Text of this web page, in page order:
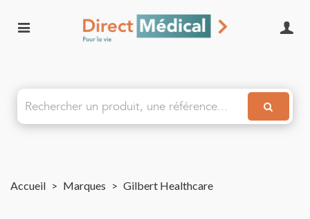
Accueil > Marques > Gilbert Healthcare